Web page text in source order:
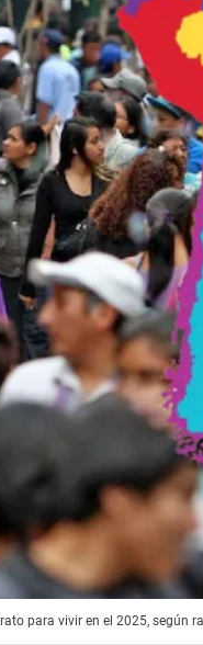
para vivir en el 2025, según